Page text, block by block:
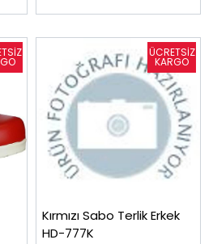
Kırmızı Sabo Terlik Erkek
HD-777K